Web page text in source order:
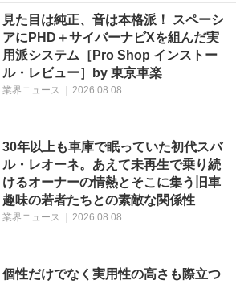
見た目は純正、音は本格派！ スペーシ
アにPHD＋サイバーナビXを組んだ実
用派システム［Pro Shop インストー
ル・レビュー］by 東京車楽
業界ニュース 2026.08.08
30年以上も車庫で眠っていた初代スバ
ル・レオーネ。あえて未再生で乗り続
けるオーナーの情熱とそこに集う旧車
趣味の若者たちとの素敵な関係性
業界ニュース 2026.08.08
個性だけでなく実用性の高さも際立つ